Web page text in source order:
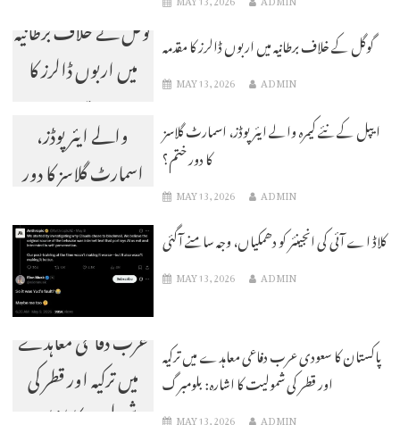
گوگل کے خلاف برطانیہ
میں اربوں ڈالرز کا
مقدمہ
گوگل کے خلاف برطانیہ میں اربوں ڈالرز کا مقدمہ
MAY 13, 2026 ADMIN
ایپل کے نئے کیمرہ
والے ایئر پوڈز،
اسمارٹ گلاسز کا دور
ایپل کے نئے کیمرہ والے ایئر پوڈز، اسمارٹ گلاسز
کا دور ختم؟
MAY 13, 2026 ADMIN
کلاڈ اے آئی کی انجینئر کو دھمکیاں، وجہ سامنے آگئی
MAY 13, 2026 ADMIN
پاکستان کا سعودی
عرب دفاعی معاہدے
میں ترکیہ اور قطر کی
شمولیت کا اشارہ:
پاکستان کا سعودی عرب دفاعی معاہدے میں ترکیہ
اور قطر کی شمولیت کا اشارہ: بلومبرگ
MAY 13, 2026 ADMIN